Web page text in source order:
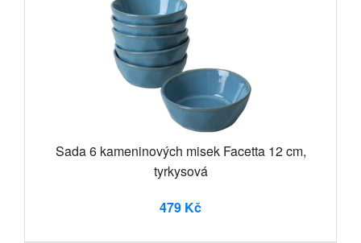
Sada 6 kameninových misek Facetta 12 cm,
tyrkysová
479 Kč